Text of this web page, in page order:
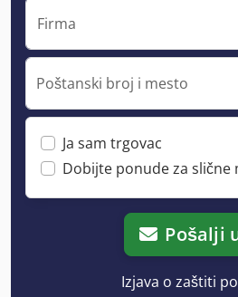
Firma
Poštanski broj i mesto
Ja sam trgovac
Dobijte ponude za slične
Pošalji
Izjava o zaštiti